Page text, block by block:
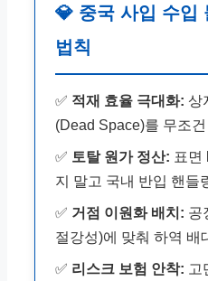
💎 중국 사입 수입
법칙
✅ 적재 효율 극대화: 상
(Dead Space)를 무조
✅ 토탈 원가 정산: 표면
지 말고 국내 반입 핸들
✅ 거점 이원화 배치: 공
절강성)에 맞춰 하역 배
✅ 리스크 보험 안착: 고